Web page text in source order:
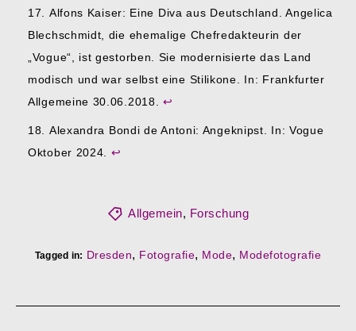
Alfons Kaiser: Eine Diva aus Deutschland. Angelica
Blechschmidt, die ehemalige Chefredakteurin der
„Vogue“, ist gestorben. Sie modernisierte das Land
modisch und war selbst eine Stilikone. In: Frankfurter
Allgemeine 30.06.2018.↩︎
Alexandra Bondi de Antoni: Angeknipst. In: Vogue
Oktober 2024. ↩︎
Allgemein, Forschung
Tagged in: Dresden, Fotografie, Mode, Modefotografie